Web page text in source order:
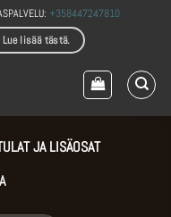
+358447247810
Lue lisää tästä.
JA LISÄOSAT